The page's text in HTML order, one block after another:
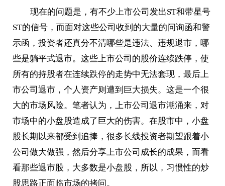
现在的问题是，有不少上市公司发出ST和带星号
ST的信号，而面对这些公司收到的大量的问询函和警
示函，投资者还真分不清哪些是违法、违规退市，哪
些是躺平式退市。这些上市公司的股价连续跌停，使
所有的持股者在连续跌停的走势中无法套现，最后上
市公司退市，个人资产则遭到巨大损失。这是一个很
大的市场风险。笔者认为，上市公司退市潮涌来，对
市场中的小盘股造成了巨大的伤害。在股市中，小盘
股长期以来都受到追捧，很多长线投资者期望跟着小
公司做大做强，然后分享上市公司成长的成果，而看
看那些退市股，大多数是小盘股，所以，习惯性的炒
股思路正面临市场的拷问。